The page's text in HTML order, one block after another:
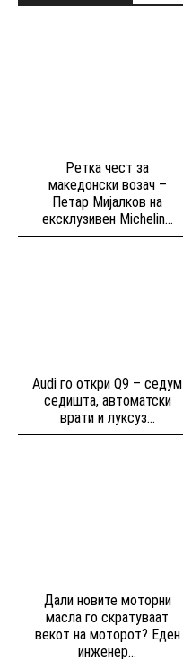
Ретка чест за
македонски возач –
Петар Мијалков на
ексклузивен Michelin...
Audi го откри Q9 – седум
седишта, автоматски
врати и луксуз...
Дали новите моторни
масла го скратуваат
векот на моторот? Еден
инженер...